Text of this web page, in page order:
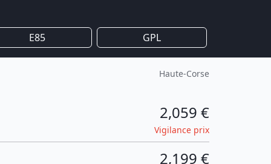
E85 GPL
Haute-Corse
2,059 €
Vigilance prix
2,199 €